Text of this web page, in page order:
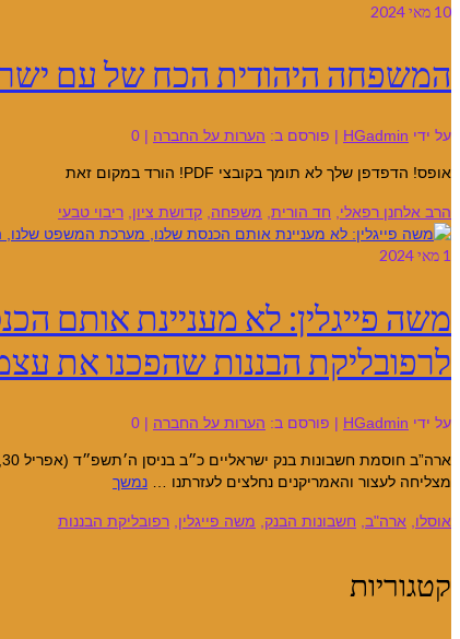
10 מאי 2024
המשפחה היהודית הכח של עם
על ידי HGadmin
| פורסם ב: הערות על החברה |
0
אופס! הדפדפן שלך לא תומך בקובצי PDF! הורד במקום זאת
הרב אלחנן רפאלי, חד הורית, משפחה, קדושת ציון, ריבוי טבעי
1 מאי 2024
משה פייגלין: לא מעניינת אותם
לרפובליקת הבננות שהפכנו את
על ידי HGadmin
| פורסם ב: הערות על החברה |
0
מצליחה לעצור והאמריקנים נחלצים לעזרתנו … נמשך
אוסלו, ארה"ב, חשבונות הבנק, משה פייגלין, רפובליקת הבננות
קטגוריות